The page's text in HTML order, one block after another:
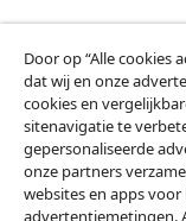
Klantenservice
Zakelijk
vidaXL
Door op “Alle cookies
dat wij en onze
cookies en
sitenavigatie te
gepersonaliseerde
onze partners
websites en apps
advertentiemetingen.